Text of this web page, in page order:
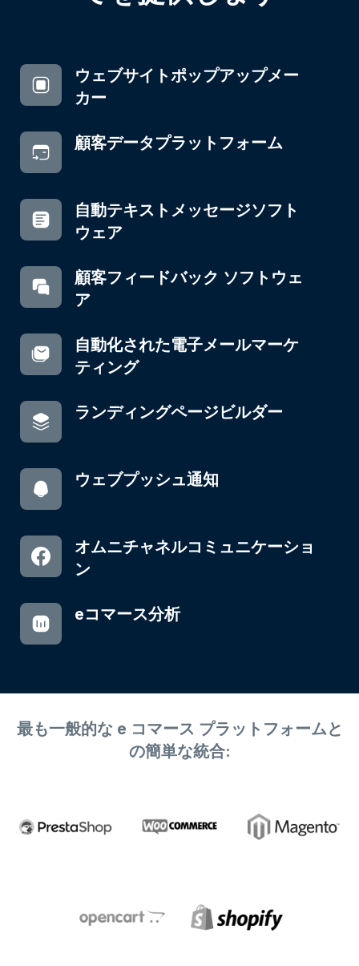
ウェブサイトポップアップメー
カー
顧客データプラットフォーム
自動テキストメッセージソフト
ウェア
顧客フィードバック ソフトウェ
ア
自動化された電子メールマーケ
ティング
ランディングページビルダー
ウェブプッシュ通知
オムニチャネルコミュニケーショ
ン
eコマース分析
最も一般的な e コマース プラットフォームと
の簡単な統合: